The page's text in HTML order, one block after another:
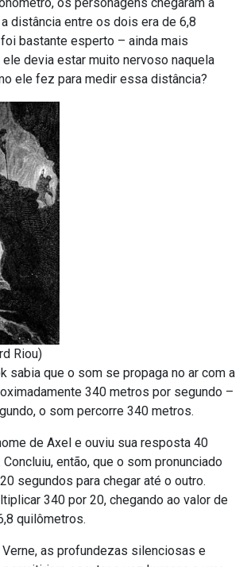
distância entre os dois era de 6,8
bastante esperto – ainda mais
devia estar muito nervoso naquela
ele fez para medir essa distância?
Riou)
sabia que o som se propaga no ar com a
340 metros por segundo –
o som percorre 340 metros.
de Axel e ouviu sua resposta 40
então, que o som pronunciado
segundos para chegar até o outro.
340 por 20, chegando ao valor de
quilômetros.
Verne, as profundezas silenciosas e